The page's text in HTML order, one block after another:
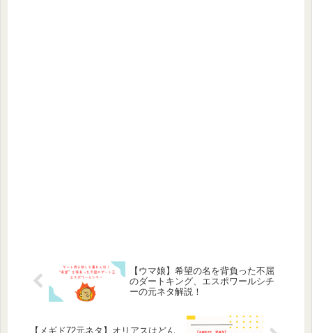
【ウマ娘】希望の名を背負った不屈
のダートキング、エスポワールシチ
ーの元ネタ解説！
【メギド72元ネタ】オリアスはどん